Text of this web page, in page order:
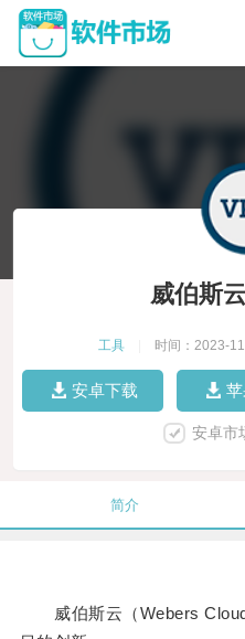
威伯斯
工具 时间：2023-
安卓下载
安卓市
简介
威伯斯云（Webers Cloud